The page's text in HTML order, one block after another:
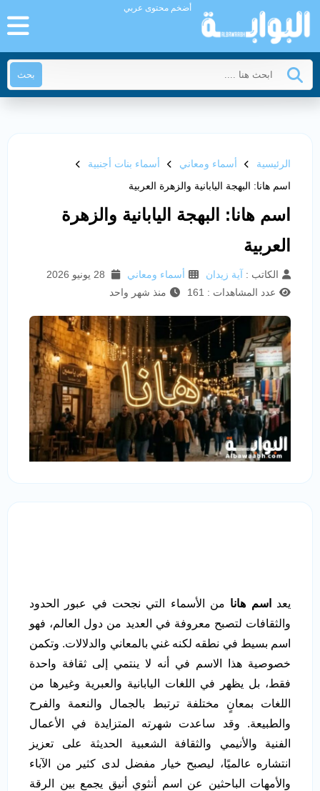
أضخم محتوى عربي
بحث
الرئيسية أسماء ومعاني
أسماء بنات أجنبية
اسم هانا: البهجة اليابانية والزهرة العربية
اسم هانا: البهجة اليابانية والزهرة
العربية
الكاتب : آية زيدان أسماء ومعاني
عدد المشاهدات : 161
منذ شهر واحد
يعد اسم هانا من الأسماء التي نجحت في عبور الحدود
والثقافات لتصبح معروفة في العديد من دول العالم، فهو
اسم بسيط في نطقه لكنه غني بالمعاني والدلالات. وتكمن
خصوصية هذا الاسم في أنه لا ينتمي إلى ثقافة واحدة
فقط، بل يظهر في اللغات اليابانية والعبرية وغيرها من
اللغات بمعانٍ مختلفة ترتبط بالجمال والنعمة والفرح
والطبيعة. وقد ساعدت شهرته المتزايدة في الأعمال
الفنية والأنيمي والثقافة الشعبية الحديثة على تعزيز
انتشاره عالميًا، ليصبح خيار مفضل لدى كثير من الآباء
والأمهات الباحثين عن اسم أنثوي أنيق يجمع بين الرقة